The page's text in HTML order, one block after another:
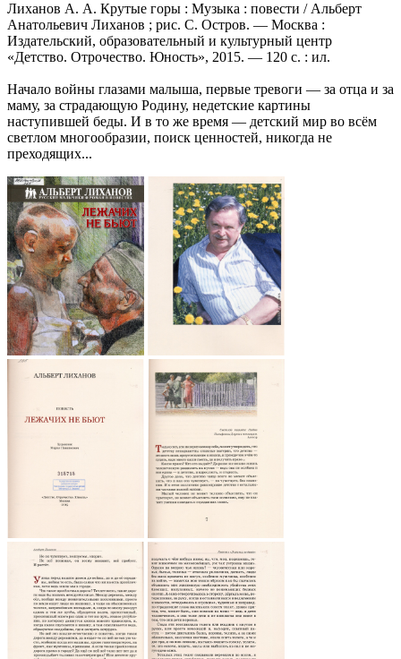
Лиханов А. А. Крутые горы : Музыка : повести / Альберт
Анатольевич Лиханов ; рис. С. Остров. — Москва :
Издательский, образовательный и культурный центр
«Детство. Отрочество. Юность», 2015. — 120 с. : ил.
Начало войны глазами малыша, первые тревоги — за отца и за
маму, за страдающую Родину, недетские картины
наступившей беды. И в то же время — детский мир во всём
светлом многообразии, поиск ценностей, никогда не
преходящих...